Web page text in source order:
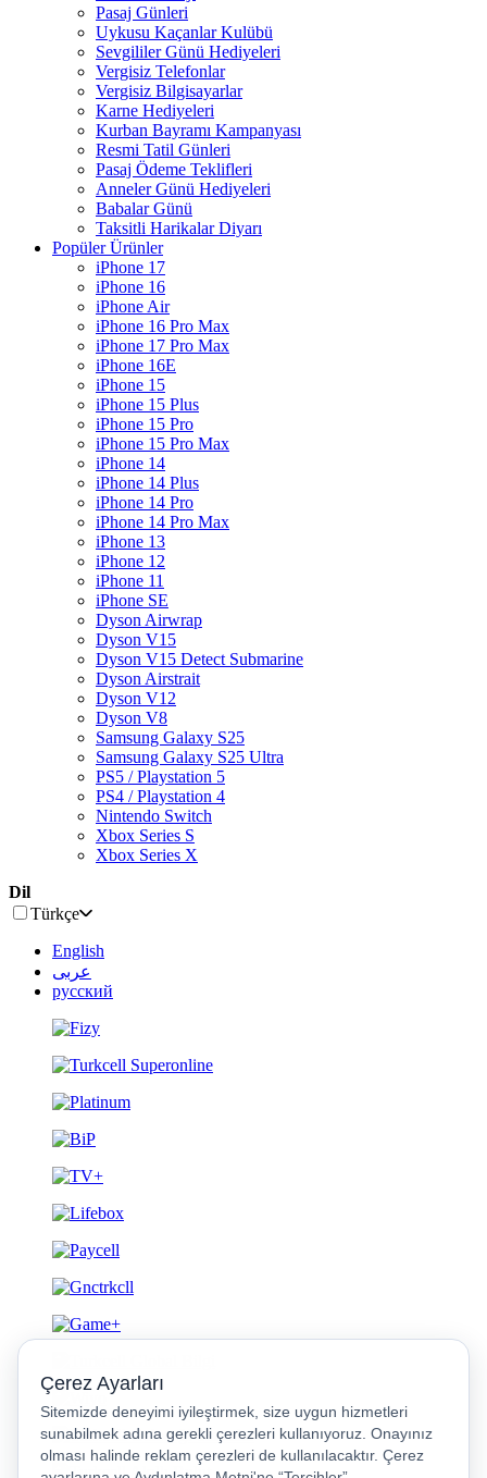
Pasaj Günleri
Uykusu Kaçanlar Kulübü
Sevgililer Günü Hediyeleri
Vergisiz Telefonlar
Vergisiz Bilgisayarlar
Karne Hediyeleri
Kurban Bayramı Kampanyası
Resmi Tatil Günleri
Pasaj Ödeme Teklifleri
Anneler Günü Hediyeleri
Babalar Günü
Taksitli Harikalar Diyarı
Popüler Ürünler
iPhone 17
iPhone 16
iPhone Air
iPhone 16 Pro Max
iPhone 17 Pro Max
iPhone 16E
iPhone 15
iPhone 15 Plus
iPhone 15 Pro
iPhone 15 Pro Max
iPhone 14
iPhone 14 Plus
iPhone 14 Pro
iPhone 14 Pro Max
iPhone 13
iPhone 12
iPhone 11
iPhone SE
Dyson Airwrap
Dyson V15
Dyson V15 Detect Submarine
Dyson Airstrait
Dyson V12
Dyson V8
Samsung Galaxy S25
Samsung Galaxy S25 Ultra
PS5 / Playstation 5
PS4 / Playstation 4
Nintendo Switch
Xbox Series S
Xbox Series X
Dil
Türkçe
English
عربى
русский